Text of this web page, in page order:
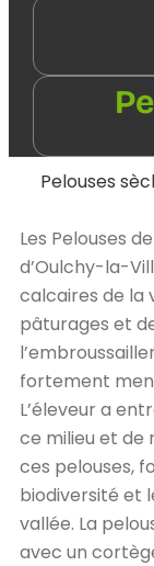
Pelouses
Les Pelouses
d’Oulchy-la-
calcaires de la
pâturages et
fortement
L’éleveur a
ce milieu et de
ces pelouses,
biodiversité et
vallée. La
avec un